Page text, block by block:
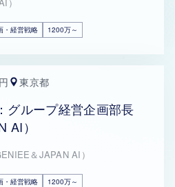
・経営戦略 1200万～
東京都
グループ経営企画部長
AI）
＆JAPAN AI）
・経営戦略 1200万～